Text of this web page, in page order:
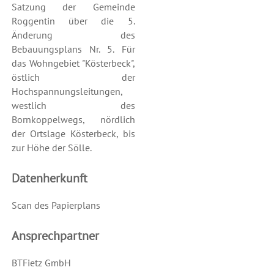
Satzung der Gemeinde
Roggentin über die 5.
Änderung des
Bebauungsplans Nr. 5. Für
das Wohngebiet "Kösterbeck",
östlich der
Hochspannungsleitungen,
westlich des
Bornkoppelwegs, nördlich
der Ortslage Kösterbeck, bis
zur Höhe der Sölle.
Datenherkunft
Scan des Papierplans
Ansprechpartner
BTFietz GmbH